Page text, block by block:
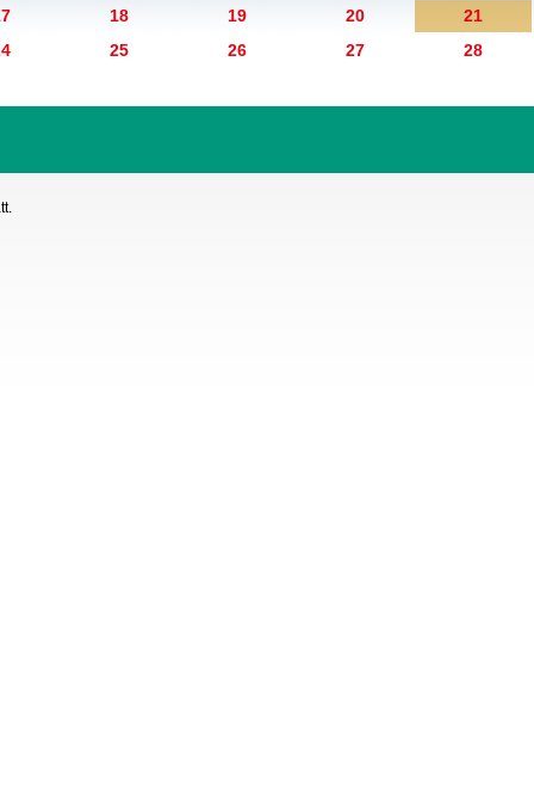
18 19 20
21
25 26 27 28